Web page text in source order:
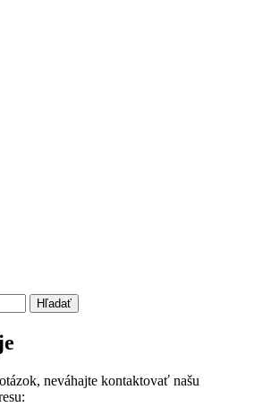
Hľadať
neváhajte kontaktovať našu